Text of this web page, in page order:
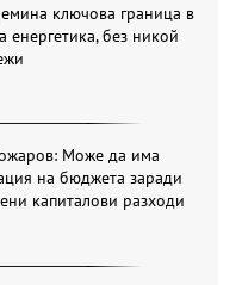
ключова граница в
енергетика, без никой
Може да има
на бюджета заради
капиталови разходи